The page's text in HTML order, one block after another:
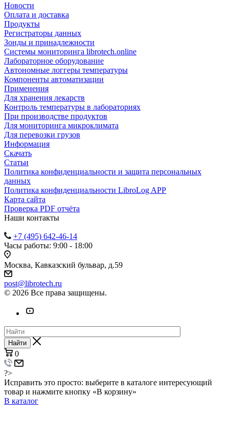
Новости
Оплата и доставка
Продукты
Регистраторы данных
Зонды и принадлежности
Системы мониторинга librotech.online
Лабораторное оборудование
Автономные логгеры температуры
Компоненты автоматизации
Применения
Для хранения лекарств
Контроль температуры в лабораториях
При производстве продуктов
Для мониторинга микроклимата
Для перевозки грузов
Информация
Скачать
Статьи
Политика конфиденциальности и защита персональных
данных
Политика конфиденциальности LibroLog APP
Карта сайта
Проверка PDF отчёта
Наши контакты
+7 (495) 642-46-14
Часы работы: 9:00 - 18:00
Москва, Кавказский бульвар, д.59
post@librotech.ru
© 2026 Все права защищены.
Найти
0
?>
Исправить это просто: выберите в каталоге интересующий
товар и нажмите кнопку «В корзину»
В каталог